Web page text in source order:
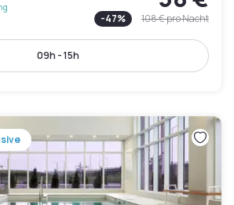
-47% 108 €pro Nacht
09h - 15h